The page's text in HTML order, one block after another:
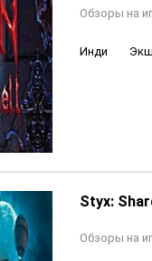
Обзоры на
Инди
Styx:
Обзоры на